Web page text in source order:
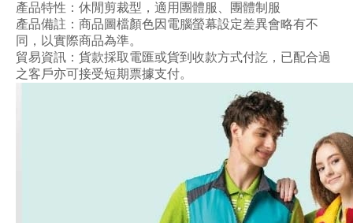
產品特性 ： 休閒剪裁型 ， 適用團體服、團體制服
產品備註：商品圖檔顏色因電腦螢幕設定差異會略有不
同，以實際商品為準。
貿易資訊：貨款採取電匯或貨到收款方式付訖，已配合過
之客戶亦可接受短期票據支付。